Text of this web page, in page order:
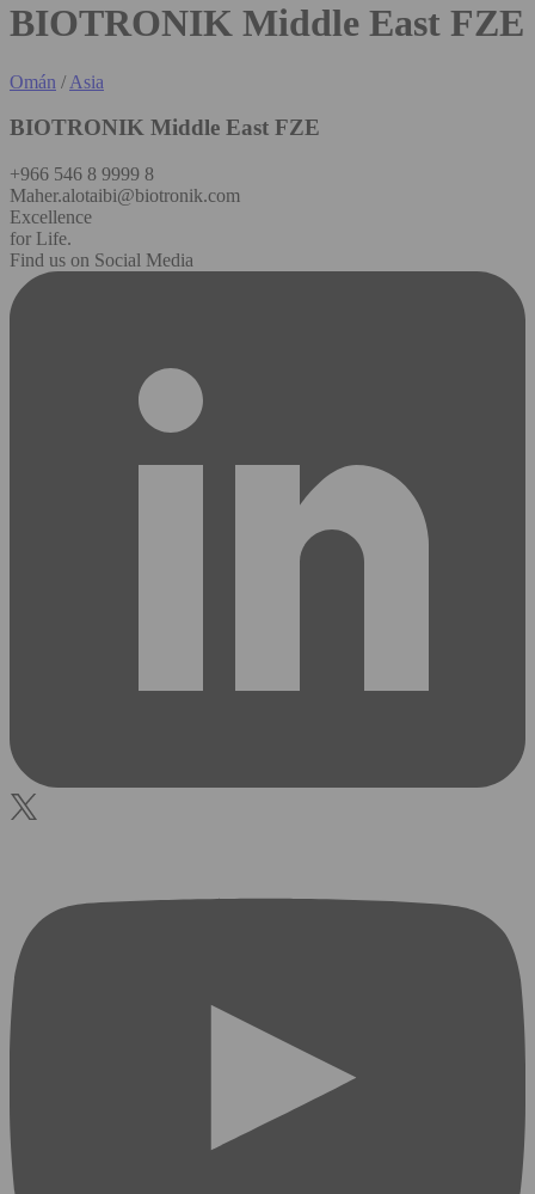
BIOTRONIK Middle East FZE
Omán / Asia
BIOTRONIK Middle East FZE
+966 546 8 9999 8
Maher.alotaibi@biotronik.com
Excellence
for Life.
Find us on Social Media